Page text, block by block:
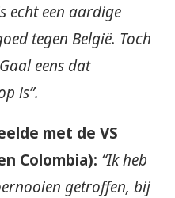
echt een aardige
tegen België. Toch
eens dat
is”.
met de VS
Colombia): “Ik heb
getroffen, bij